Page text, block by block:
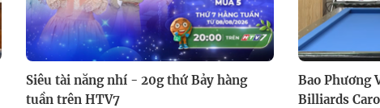
Siêu tài năng nhí - 20g thứ Bảy hàng
tuần trên HTV7
Bao Phương
Billiards